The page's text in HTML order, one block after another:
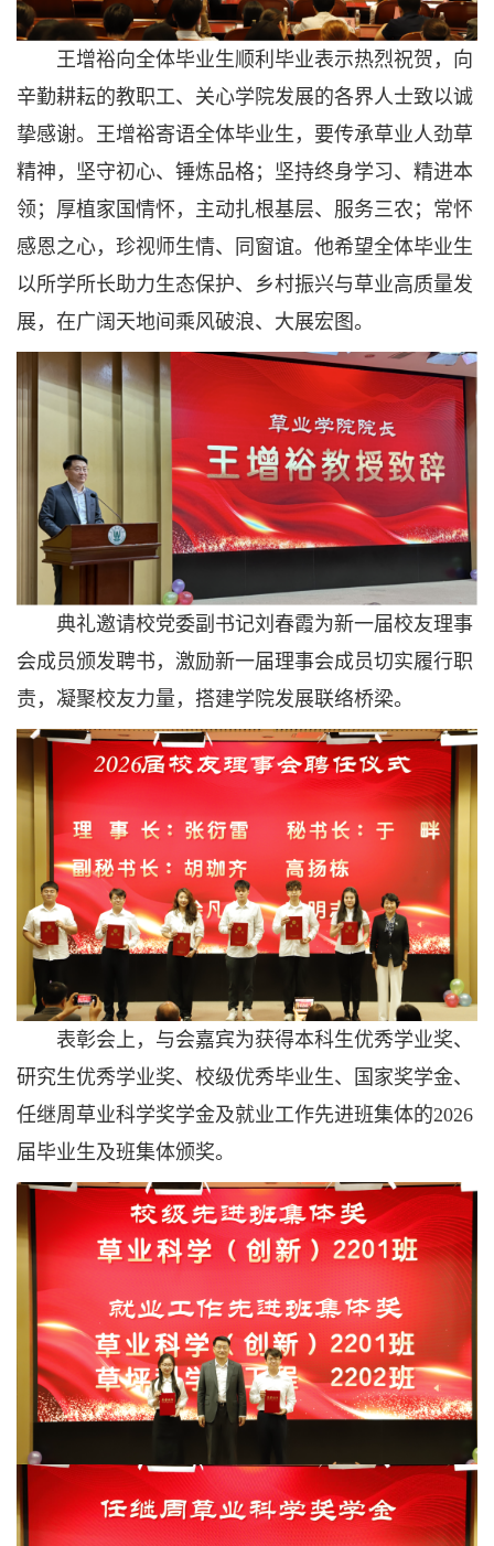
王增裕向全体毕业生顺利毕业表示热烈祝贺，向
辛勤耕耘的教职工、关心学院发展的各界人士致以诚
挚感谢。王增裕寄语全体毕业生，要传承草业人劲草
精神，坚守初心、锤炼品格；坚持终身学习、精进本
领；厚植家国情怀，主动扎根基层、服务三农；常怀
感恩之心，珍视师生情、同窗谊。他希望全体毕业生
以所学所长助力生态保护、乡村振兴与草业高质量发
展，在广阔天地间乘风破浪、大展宏图。
典礼邀请校党委副书记刘春霞为新一届校友理事
会成员颁发聘书，激励新一届理事会成员切实履行职
责，凝聚校友力量，搭建学院发展联络桥梁。
表彰会上，与会嘉宾为获得本科生优秀学业奖、
研究生优秀学业奖、校级优秀毕业生、国家奖学金、
任继周草业科学奖学金及就业工作先进班集体的2026
届毕业生及班集体颁奖。